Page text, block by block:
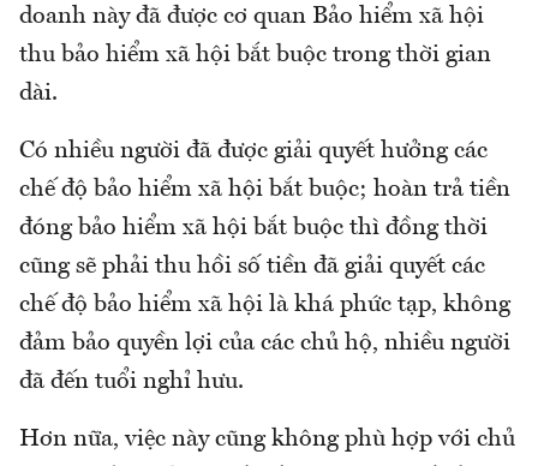
doanh này đã được cơ quan Bảo hiểm xã hội
thu bảo hiểm xã hội bắt buộc trong thời gian
dài.
Có nhiều người đã được giải quyết hưởng các
chế độ bảo hiểm xã hội bắt buộc; hoàn trả tiền
đóng bảo hiểm xã hội bắt buộc thì đồng thời
cũng sẽ phải thu hồi số tiền đã giải quyết các
chế độ bảo hiểm xã hội là khá phức tạp, không
đảm bảo quyền lợi của các chủ hộ, nhiều người
đã đến tuổi nghỉ hưu.
Hơn nữa, việc này cũng không phù hợp với chủ